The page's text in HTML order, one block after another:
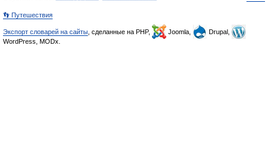
👣 Путешествия
Экспорт словарей на сайты , сделанные на PHP, Joomla,
Drupal,
WordPress, MODx.